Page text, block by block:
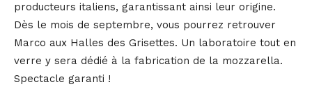
producteurs italiens, garantissant ainsi leur origine.
Dès le mois de septembre, vous pourrez retrouver
Marco aux Halles des Grisettes. Un laboratoire tout en
verre y sera dédié à la fabrication de la mozzarella.
Spectacle garanti !